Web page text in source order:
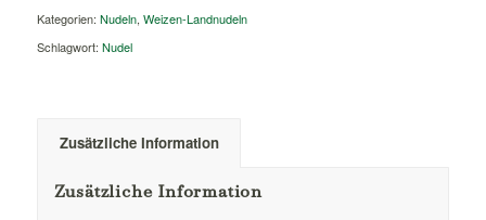
Kategorien: Nudeln, Weizen-Landnudeln
Schlagwort: Nudel
Zusätzliche Information
Zusätzliche Information